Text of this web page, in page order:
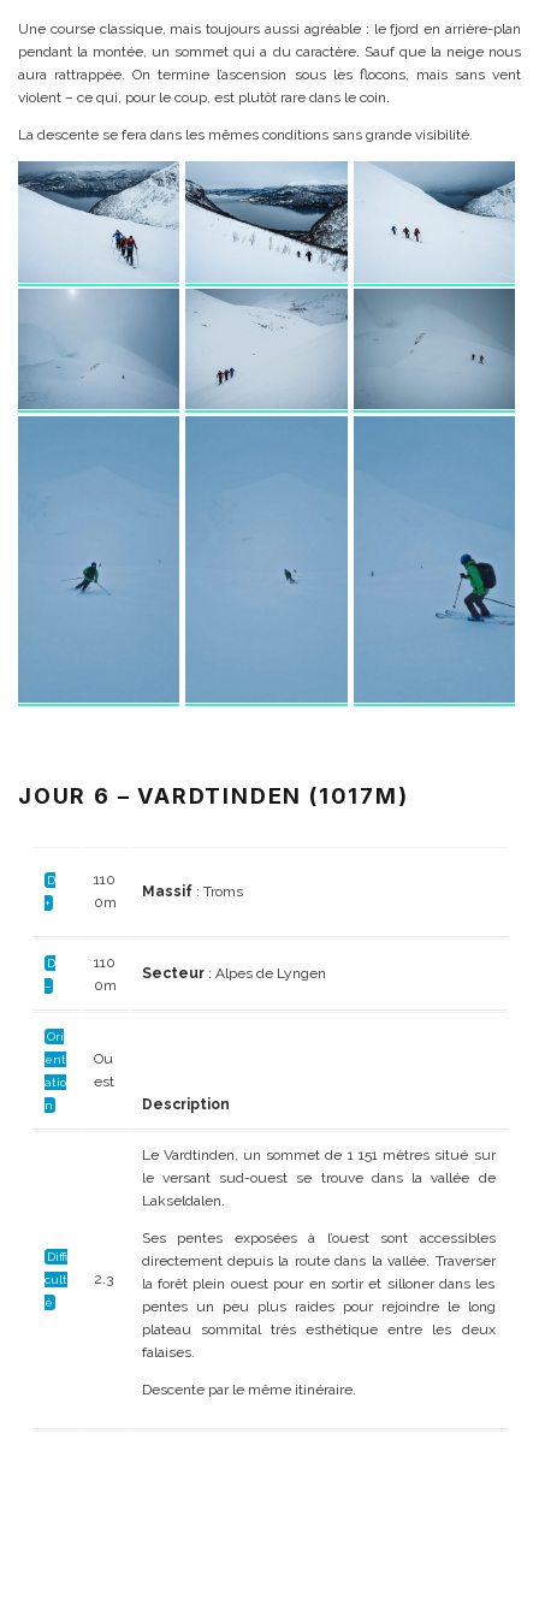
Une course classique, mais toujours aussi agréable : le fjord en arrière-plan
pendant la montée, un sommet qui a du caractère. Sauf que la neige nous
aura rattrappée. On termine l’ascension sous les flocons, mais sans vent
violent – ce qui, pour le coup, est plutôt rare dans le coin.
La descente se fera dans les mêmes conditions sans grande visibilité.
JOUR 6 – VARDTINDEN (1017M)
D
+
110
0m
Massif: Troms
D
–
110
0m
Secteur: Alpes de Lyngen
Ori
ent
atio
n
Ou
est
Description
Diffi
cult
é
2.3
Le Vardtinden, un sommet de 1 151 mètres situé sur
le versant sud-ouest se trouve dans la vallée de
Lakseldalen.
Ses pentes exposées à l’ouest sont accessibles
directement depuis la route dans la vallée. Traverser
la forêt plein ouest pour en sortir et silloner dans les
pentes un peu plus raides pour rejoindre le long
plateau sommital très esthétique entre les deux
falaises.
Descente par le même itinéraire.